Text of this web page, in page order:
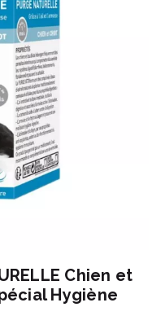
Chien et
Hygiène